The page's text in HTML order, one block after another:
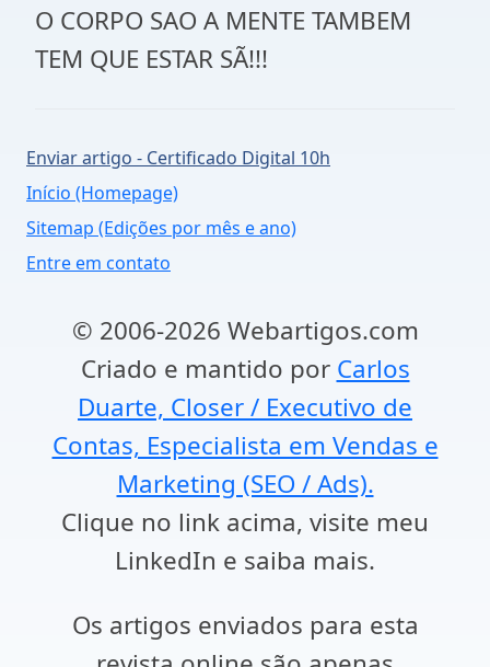
O CORPO SAO A MENTE TAMBEM
TEM QUE ESTAR SÃ!!!
Enviar artigo - Certificado Digital 10h
Início (Homepage)
Sitemap (Edições por mês e ano)
Entre em contato
© 2006-2026 Webartigos.com
Criado e mantido por Carlos
Duarte, Closer / Executivo de
Contas, Especialista em Vendas e
Marketing (SEO / Ads).
Clique no link acima, visite meu
LinkedIn e saiba mais.
Os artigos enviados para esta